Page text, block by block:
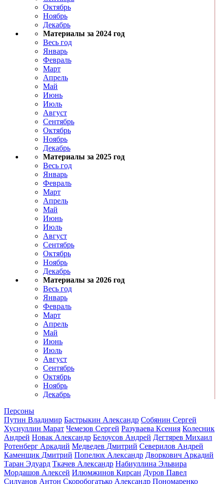
Октябрь
Ноябрь
Декабрь
Материалы за 2024 год
Весь год
Январь
Февраль
Март
Апрель
Май
Июнь
Июль
Август
Сентябрь
Октябрь
Ноябрь
Декабрь
Материалы за 2025 год
Весь год
Январь
Февраль
Март
Апрель
Май
Июнь
Июль
Август
Сентябрь
Октябрь
Ноябрь
Декабрь
Материалы за 2026 год
Весь год
Январь
Февраль
Март
Апрель
Май
Июнь
Июль
Август
Сентябрь
Октябрь
Ноябрь
Декабрь
Персоны
Путин Владимир Бастрыкин Александр Собянин Сергей
Хуснуллин Марат Чемезов Сергей Разуваева Ксения Колесник
Андрей Новак Александр Белоусов Андрей Дегтярев Михаил
Ротенберг Аркадий Медведев Дмитрий Северилов Андрей
Каменщик Дмитрий Попелюх Александр Дворкович Аркадий
Таран Эдуард Ткачев Александр Набиуллина Эльвира
Мордашов Алексей Илюмжинов Кирсан Дуров Павел
Силуанов Антон Скоробогатько Александр Пономаренко